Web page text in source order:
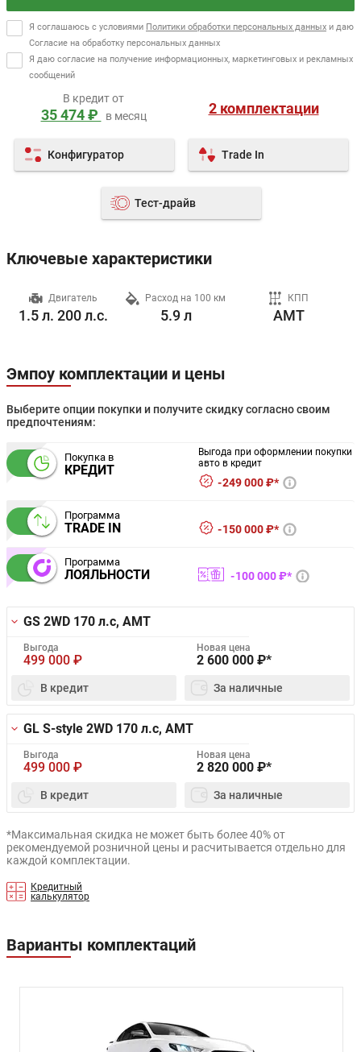
Я соглашаюсь с условиями Политики обработки персональных данных и даю
Согласие на обработку персональных данных
Я даю согласие на получение информационных, маркетинговых и рекламных
сообщений
2 комплектации
Конфигуратор Trade In
Тест-драйв
В кредит от
35 474 ₽ в месяц
Ключевые характеристики
Двигатель
1.5 л. 200 л.с.
Расход на 100 км
5.9 л
КПП
AMT
Эмпоу комплектации и цены
Выберите опции покупки и получите скидку согласно своим
предпочтениям:
Покупка в
КРЕДИТ
Выгода при оформлении покупки
авто в кредит
249 000 ₽*
Программа
TRADE IN 150 000 ₽*
Программа
ЛОЯЛЬНОСТИ 100 000 ₽*
GS 2WD 170 л.с, AMT
Выгода
499 000 ₽
Новая цена
2 600 000 ₽*
В кредит За наличные
GL S-style 2WD 170 л.с, AMT
Выгода
499 000 ₽
Новая цена
2 820 000 ₽*
В кредит За наличные
*Максимальная скидка не может быть более 40% от
рекомендуемой розничной цены и расчитывается отдельно для
каждой комплектации.
Кредитный
калькулятор
Варианты комплектаций